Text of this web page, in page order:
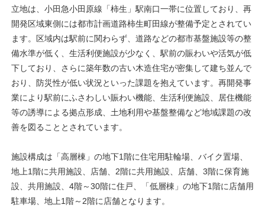
立地は、小田急小田原線「柿生」駅南口一帯に位置しており、再
開発区域東側には都市計画道路柿生町田線が整備予定とされてい
ます。区域内は駅前に関わらず、道路などの都市基盤施設等の整
備水準が低く、生活利便施設が少なく、駅前の賑わいや活気が低
下しており、さらに築年数の古い木造住宅が密集して建ち並んで
おり、防災性が低い状況といった課題を抱えています。再開発事
業により駅前にふさわしい賑わい機能、生活利便施設、居住機能
等の誘導による拠点形成、土地利用や基盤整備など地域課題の改
善を図ることとされています。
施設構成は「高層棟」の地下1階に住宅用駐輪場、バイク置場、
地上1階に共用施設、店舗、2階に共用施設、店舗、3階に保育施
設、共用施設、4階～30階に住戸、「低層棟」の地下1階に店舗用
駐車場、地上1階～2階に店舗となります。